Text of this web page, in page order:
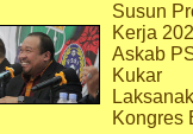
Susun
Kerja
Askab
Kukar
Kongres